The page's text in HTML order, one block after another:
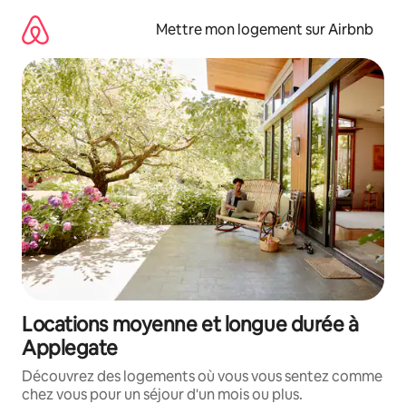
directement
contenu
Mettre mon logement sur Airbnb
Locations moyenne et longue durée à
Applegate
Découvrez des logements où vous vous sentez comme
chez vous pour un séjour d'un mois ou plus.